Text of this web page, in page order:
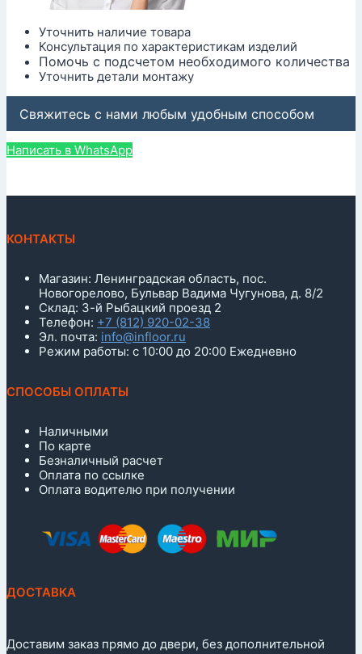
Уточнить наличие товара
Консультация по характеристикам изделий
Помочь с подсчетом необходимого количества
Уточнить детали монтажу
Свяжитесь с нами любым удобным способом
Написать в WhatsApp
КОНТАКТЫ
Магазин: Ленинградская область, пос.
Новогорелово, Бульвар Вадима Чугунова, д. 8/2
Склад: 3-й Рыбацкий проезд 2
Телефон: +7 (812) 920-02-38
Эл. почта: info@infloor.ru
Режим работы: с 10:00 до 20:00 Ежедневно
СПОСОБЫ ОПЛАТЫ
Наличными
По карте
Безналичный расчет
Оплата по ссылке
Оплата водителю при получении
ДОСТАВКА
Доставим заказ прямо до двери, без дополнительной